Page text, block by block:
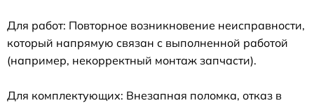
Для работ: Повторное возникновение неисправности,
который напрямую связан с выполненной работой
(например, некорректный монтаж запчасти).
Для комплектующих: Внезапная поломка, отказ в